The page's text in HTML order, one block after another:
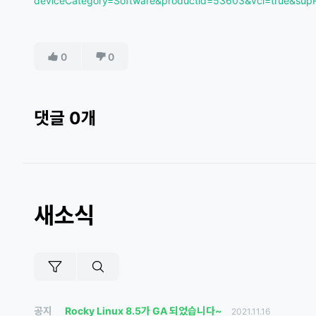
0 0
댓글 0개
새소식
공지 Rocky Linux 8.5가 GA 되었습니다~ 2021.11.16